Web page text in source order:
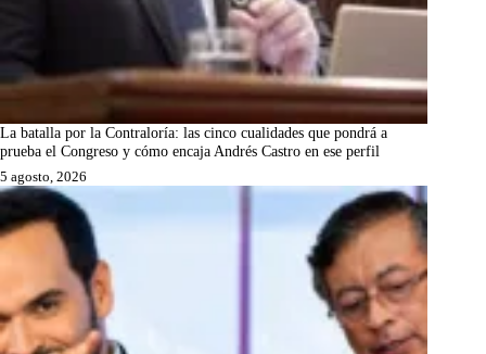
La batalla por la Contraloría: las cinco cualidades que pondrá a
prueba el Congreso y cómo encaja Andrés Castro en ese perfil
5 agosto, 2026